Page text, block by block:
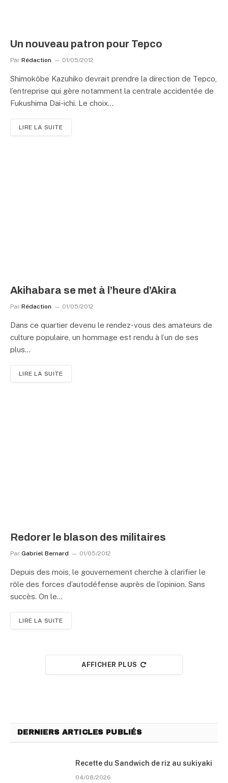
Un nouveau patron pour Tepco
Par Rédaction 01/05/2012
Shimokôbe Kazuhiko devrait prendre la direction de Tepco,
l’entreprise qui gère notamment la centrale accidentée de
Fukushima Dai-ichi. Le choix…
LIRE LA SUITE
Akihabara se met à l’heure d’Akira
Par Rédaction 01/05/2012
Dans ce quartier devenu le rendez-vous des amateurs de
culture populaire, un hommage est rendu à l’un de ses
plus…
LIRE LA SUITE
Redorer le blason des militaires
Par Gabriel Bernard 01/05/2012
Depuis des mois, le gouvernement cherche à clarifier le
rôle des forces d’autodéfense auprès de l’opinion. Sans
succès. On le…
LIRE LA SUITE
AFFICHER PLUS
DERNIERS ARTICLES PUBLIÉS
Recette du Sandwich de riz au sukiyaki
04/08/2026